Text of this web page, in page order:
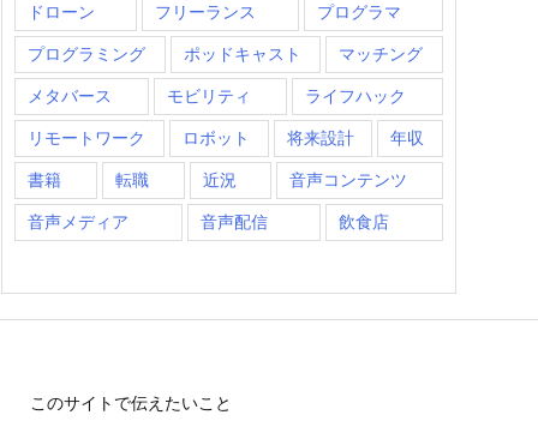
ドローン フリーランス プログラマ
プログラミング ポッドキャスト マッチング
メタバース モビリティ ライフハック
リモートワーク ロボット 将来設計 年収
書籍 転職 近況 音声コンテンツ
音声メディア 音声配信 飲食店
このサイトで伝えたいこと